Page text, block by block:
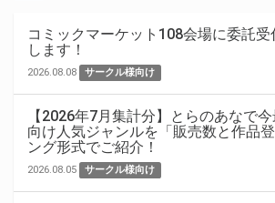
コミックマーケット108会場に委託
します！
2026.08.08 サークル様向け
【2026年7月集計分】とらのあなで
向け人気ジャンルを「販売数と作品
ング形式でご紹介！
2026.08.05 サークル様向け